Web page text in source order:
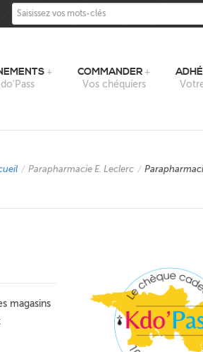
Saisissez vos mots-clés
COMMANDER
Vos chéquiers
/ Parapharmacie E. Leclerc /
magasins